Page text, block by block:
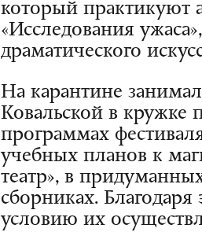
который практикуют
«Исследования
драматического
На карантине
Ковальской в кружке
программах
учебных планов к
театр», в
сборниках.
условию их